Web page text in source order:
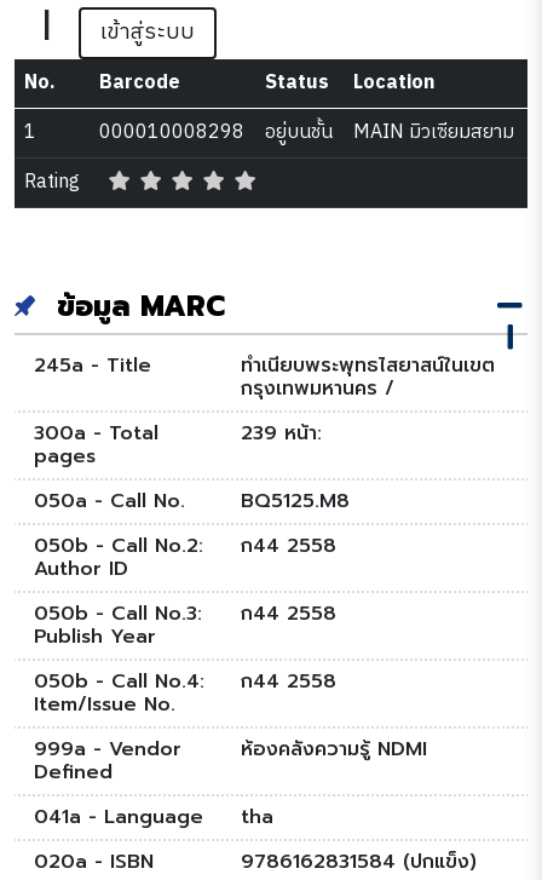
| เข้าสู่ระบบ
No. Barcode Status
Location
1
000010008298 อยู่บนชั้น
MAIN มิวเซียมสยาม
Rating
ข้อมูล MARC
245a - Title ทำเนียบพระพุทธไสยาสน์ในเขต
กรุงเทพมหานคร /
300a - Total
pages
239 หน้า:
050a - Call No.
BQ5125.M8
050b - Call No.2:
Author ID
ก44 2558
050b - Call No.3:
Publish Year
ก44 2558
050b - Call No.4:
Item/Issue No.
ก44 2558
999a - Vendor
Defined
ห้องคลังความรู้ NDMI
041a - Language
tha
020a - ISBN
9786162831584 (ปกแข็ง)